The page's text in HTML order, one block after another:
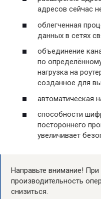
адресов сейчас
облегченная
данных в сетях
объединение
по
нагрузка на
созданное для
автоматическая
способности
постороннего
увеличивает
Направьте внимание! При
производительность
снизиться.